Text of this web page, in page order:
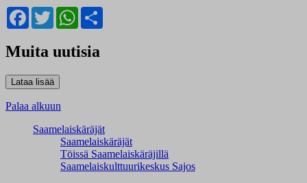
Facebook
TwitterWhatsApp
Muita uutisia
Palaa alkuun
Saamelaiskäräjät
Saamelaiskäräjät
Töissä Saamelaiskäräjillä
Saamelaiskulttuuri­keskus Sajos